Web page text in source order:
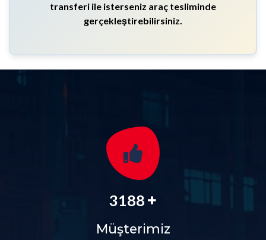
transferi ile isterseniz araç tesliminde
gerçekleştirebilirsiniz.
3829 +
Müşterimiz